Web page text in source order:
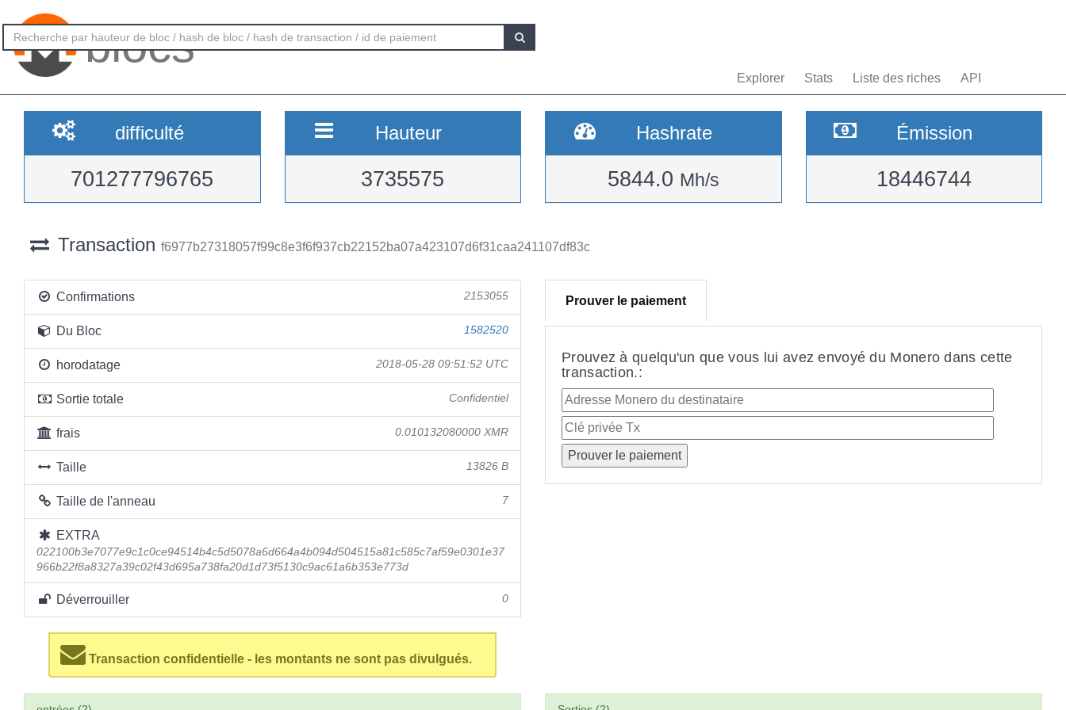
blocs
Explorer Stats Liste des riches API
difficulté
701277796765
Hauteur
3735575
Hashrate
5844.0 Mh/s
Émission
18446744
Transaction f6977b27318057f99c8e3f6f937cb22152ba07a423107d6f31caa241107df83c
Confirmations 2153055
Du Bloc 1582520
horodatage 2018-05-28 09:51:52 UTC
Sortie totale Confidentiel
frais 0.010132080000 XMR
Taille 13826 B
Taille de l'anneau 7
EXTRA
022100b3e7077e9c1c0ce94514b4c5d5078a6d664a4b094d504515a81c585c7af59e0301e37
966b22f8a8327a39c02f43d695a738fa20d1d73f5130c9ac61a6b353e773d
Déverrouiller 0
Transaction confidentielle - les montants ne sont pas divulgués.
Prouver le paiement
Prouvez à quelqu'un que vous lui avez envoyé du Monero dans cette
transaction.: